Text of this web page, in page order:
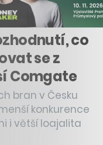
co
se z
Comgate
bran v Česku
konkurence
i větší loajalita